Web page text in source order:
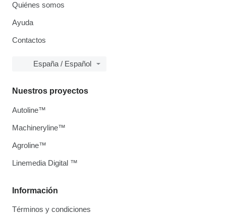
Quiénes somos
Ayuda
Contactos
España / Español
Información
Términos y condiciones
Nuestros proyectos
Autoline™
Machineryline™
Agroline™
Linemedia Digital ™